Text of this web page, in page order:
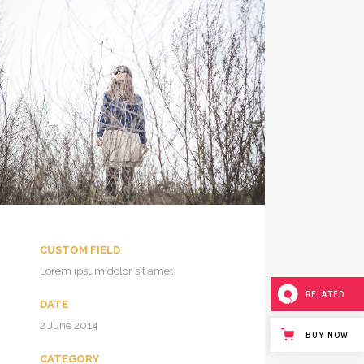
CUSTOM FIELD
Lorem ipsum dolor sit amet
DATE
2 June 2014
CATEGORY
RELATED
BUY NOW